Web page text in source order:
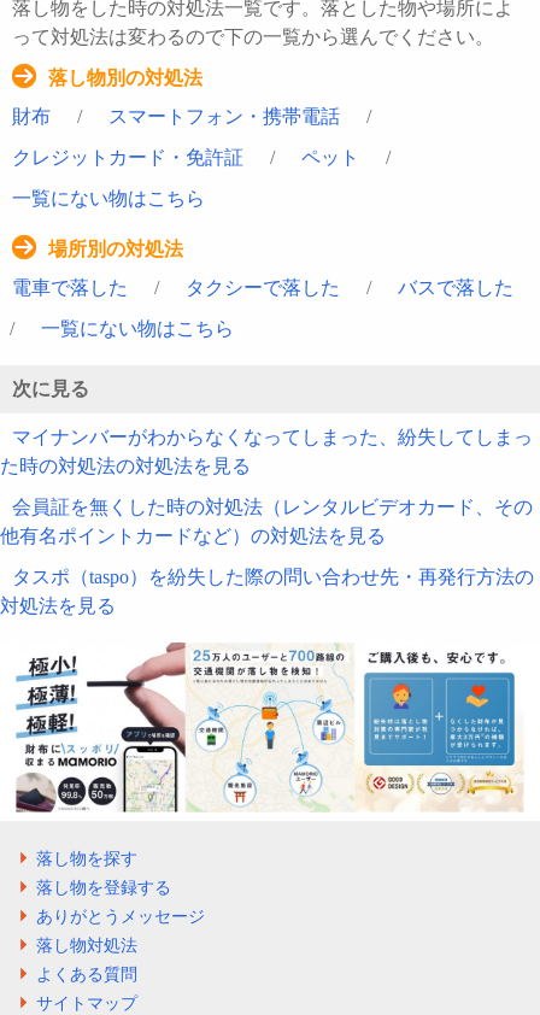
落し物をした時の対処法一覧です。落とした物や場所によ
って対処法は変わるので下の一覧から選んでください。
落し物別の対処法
財布
/ スマートフォン・携帯電話
/
クレジットカード・免許証
/ ペット
/
一覧にない物はこちら
場所別の対処法
電車で落した
/ タクシーで落した /
バスで落した
/
一覧にない物はこちら
次に見る
マイナンバーがわからなくなってしまった、紛失してしまっ
た時の対処法の対処法を見る
会員証を無くした時の対処法（レンタルビデオカード、その
他有名ポイントカードなど）の対処法を見る
タスポ（taspo）を紛失した際の問い合わせ先・再発行方法の
対処法を見る
落し物を探す
落し物を登録する
ありがとうメッセージ
落し物対処法
よくある質問
サイトマップ